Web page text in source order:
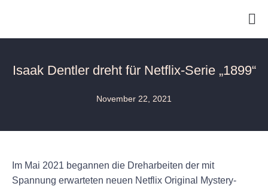
Isaak Dentler dreht für Netflix-Serie „1899“
November 22, 2021
Im Mai 2021 begannen die Dreharbeiten der mit
Spannung erwarteten neuen Netflix Original Mystery-